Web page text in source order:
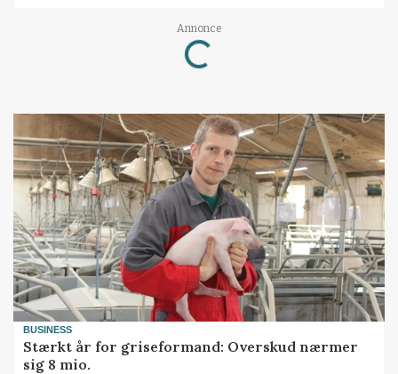
Annonce
Loading...
BUSINESS
Stærkt år for griseformand: Overskud nærmer
sig 8 mio.